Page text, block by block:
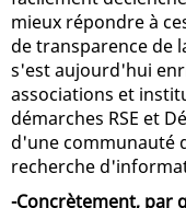
mieux répondre à
de transparence de
s'est aujourd'hui
associations et
démarches RSE et
d'une communauté
recherche
-Concrètement, par